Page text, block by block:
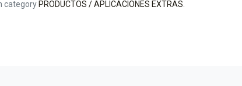
category PRODUCTOS / APLICACIONES EXTRAS.